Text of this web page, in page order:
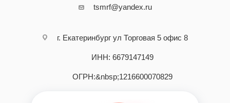
tsmrf@yandex.ru
г. Екатеринбург ул Торговая 5 офис 8
ИНН: 6679147149
ОГРН:&nbsp;1216600070829